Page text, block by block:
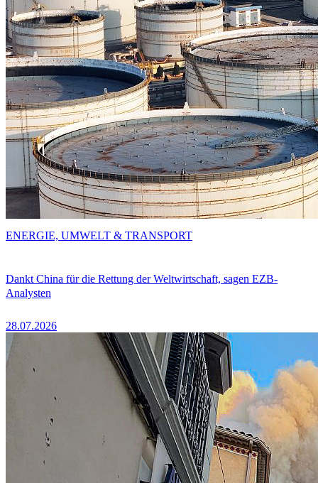
Dankt China für die Rettung der Weltwirtschaft, sagen EZB-
Analysten
28.07.2026
ENERGIE, UMWELT & TRANSPORT